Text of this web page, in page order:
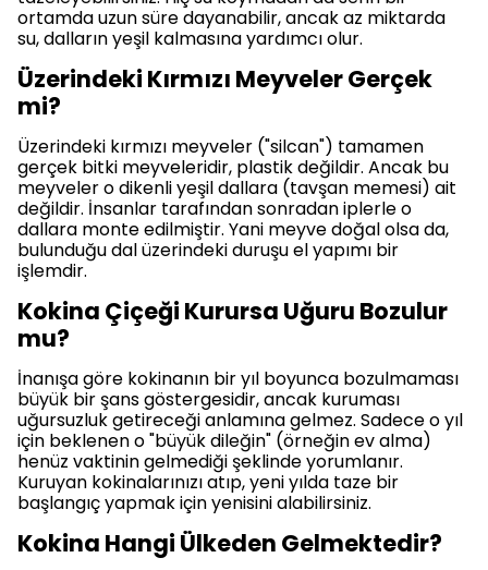
ortamda uzun süre dayanabilir, ancak az miktarda
su, dalların yeşil kalmasına yardımcı olur.
Üzerindeki Kırmızı Meyveler Gerçek
mi?
Üzerindeki kırmızı meyveler ("silcan") tamamen
gerçek bitki meyveleridir, plastik değildir. Ancak bu
meyveler o dikenli yeşil dallara (tavşan memesi) ait
değildir. İnsanlar tarafından sonradan iplerle o
dallara monte edilmiştir. Yani meyve doğal olsa da,
bulunduğu dal üzerindeki duruşu el yapımı bir
işlemdir.
Kokina Çiçeği Kurursa Uğuru Bozulur
mu?
İnanışa göre kokinanın bir yıl boyunca bozulmaması
büyük bir şans göstergesidir, ancak kuruması
uğursuzluk getireceği anlamına gelmez. Sadece o yıl
için beklenen o "büyük dileğin" (örneğin ev alma)
henüz vaktinin gelmediği şeklinde yorumlanır.
Kuruyan kokinalarınızı atıp, yeni yılda taze bir
başlangıç yapmak için yenisini alabilirsiniz.
Kokina Hangi Ülkeden Gelmektedir?